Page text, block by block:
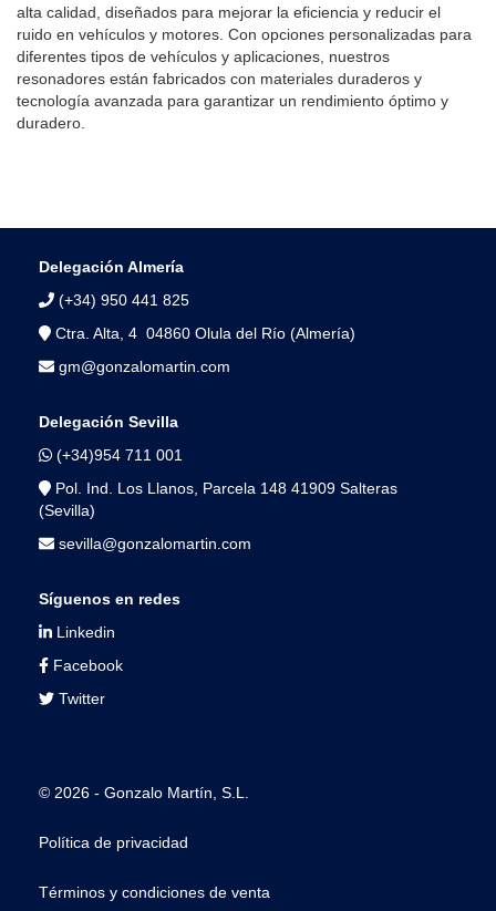
alta calidad, diseñados para mejorar la eficiencia y reducir el
ruido en vehículos y motores. Con opciones personalizadas para
diferentes tipos de vehículos y aplicaciones, nuestros
resonadores están fabricados con materiales duraderos y
tecnología avanzada para garantizar un rendimiento óptimo y
duradero.
Delegación Almería
(+34) 950 441 825
Ctra. Alta, 4 04860 Olula del Río (Almería)
gm@gonzalomartin.com
Delegación Sevilla
(+34)954 711 001
Pol. Ind. Los Llanos, Parcela 148 41909 Salteras
(Sevilla)
sevilla@gonzalomartin.com
Síguenos en redes
Linkedin
Facebook
Twitter
© 2026 - Gonzalo Martín, S.L.
Política de privacidad
Términos y condiciones de venta